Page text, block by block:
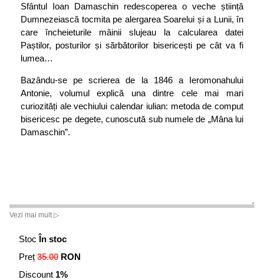
Sfântul Ioan Damaschin redescoperea o veche știință
Dumnezeiască tocmita pe alergarea Soarelui și a Lunii, în
care încheieturile mâinii slujeau la calcularea datei
Paștilor, posturilor și sărbătorilor bisericești pe cât va fi
lumea…
Bazându-se pe scrierea de la 1846 a Ieromonahului
Antonie, volumul explică una dintre cele mai mari
curiozități ale vechiului calendar iulian: metoda de comput
bisericesc pe degete, cunoscută sub numele de „Mâna lui
Damaschin”.
Vezi mai mult ▷
Stoc În stoc
Preț 35.00 RON
Discount 1%